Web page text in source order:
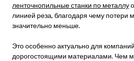
ленточнопильные станки по металлу
линией реза, благодаря чему потери
значительно меньше.
Это особенно актуально для
дорогостоящими материалами. Чем